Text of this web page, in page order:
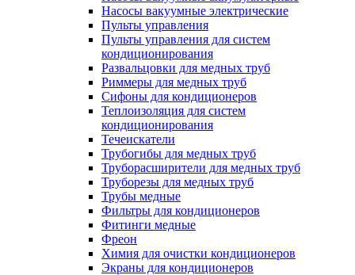
Насосы вакуумные электрические
Пульты управления
Пульты управления для систем
кондиционирования
Развальцовки для медных труб
Риммеры для медных труб
Сифоны для кондиционеров
Теплоизоляция для систем
кондиционирования
Течеискатели
Трубогибы для медных труб
Труборасширители для медных труб
Труборезы для медных труб
Трубы медные
Фильтры для кондиционеров
Фитинги медные
Фреон
Химия для очистки кондиционеров
Экраны для кондиционеров